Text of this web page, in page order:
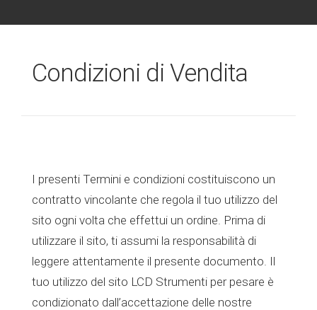
Condizioni di Vendita
I presenti Termini e condizioni costituiscono un
contratto vincolante che regola il tuo utilizzo del
sito ogni volta che effettui un ordine. Prima di
utilizzare il sito, ti assumi la responsabilità di
leggere attentamente il presente documento. Il
tuo utilizzo del sito LCD Strumenti per pesare è
condizionato dall’accettazione delle nostre